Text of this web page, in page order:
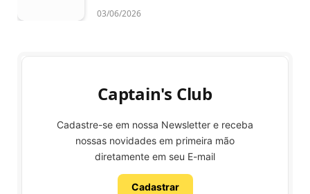
03/06/2026
Captain's Club
Cadastre-se em nossa Newsletter e receba
nossas novidades em primeira mão
diretamente em seu E-mail
Cadastrar